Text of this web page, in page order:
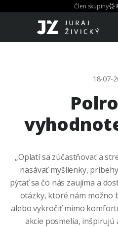
Člen skupiny
18-07-
„Oplatí sa zúčastňovať a
nasávať myšlienky,
pýtať sa čo nás zaujíma a
otázky, ktoré nám možno
alebo vykročiť mimo
akcie posmelia, inšpirujú